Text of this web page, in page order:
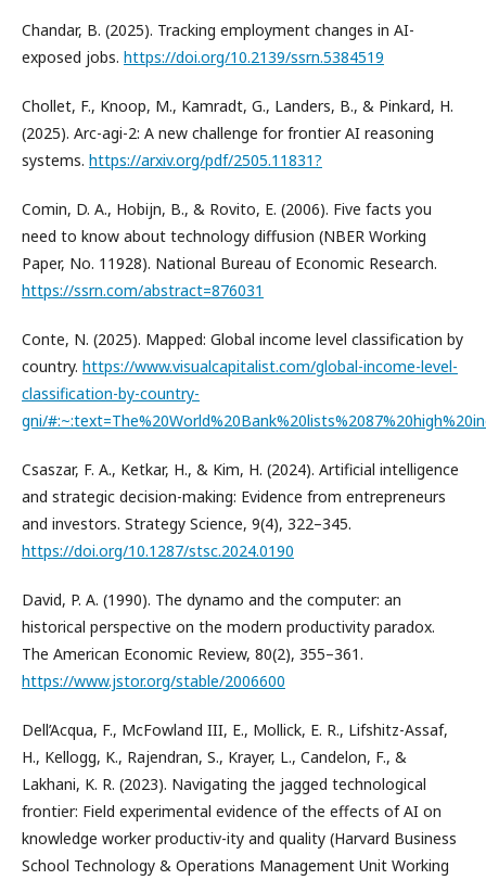
Chandar, B. (2025). Tracking employment changes in AI-
exposed jobs. https://doi.org/10.2139/ssrn.5384519
Chollet, F., Knoop, M., Kamradt, G., Landers, B., & Pinkard, H.
(2025). Arc-agi-2: A new challenge for frontier AI reasoning
systems. https://arxiv.org/pdf/2505.11831?
Comin, D. A., Hobijn, B., & Rovito, E. (2006). Five facts you
need to know about technology diffusion (NBER Working
Paper, No. 11928). National Bureau of Economic Research.
https://ssrn.com/abstract=876031
Conte, N. (2025). Mapped: Global income level classification by
country. https://www.visualcapitalist.com/global-income-level-
classification-by-country-
gni/
Csaszar, F. A., Ketkar, H., & Kim, H. (2024). Artificial intelligence
and strategic decision-making: Evidence from entrepreneurs
and investors. Strategy Science, 9(4), 322–345.
https://doi.org/10.1287/stsc.2024.0190
David, P. A. (1990). The dynamo and the computer: an
historical perspective on the modern productivity paradox.
The American Economic Review, 80(2), 355–361.
https://www.jstor.org/stable/2006600
Dell’Acqua, F., McFowland III, E., Mollick, E. R., Lifshitz-Assaf,
H., Kellogg, K., Rajendran, S., Krayer, L., Candelon, F., &
Lakhani, K. R. (2023). Navigating the jagged technological
frontier: Field experimental evidence of the effects of AI on
knowledge worker productiv-ity and quality (Harvard Business
School Technology & Operations Management Unit Working